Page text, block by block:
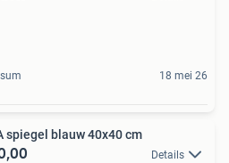
18 mei 26
spiegel blauw 40x40 cm
Details